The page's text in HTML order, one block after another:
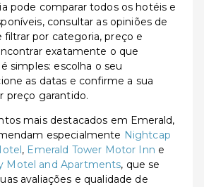
pode comparar todos os hotéis e
consultar as opiniões de
filtrar por categoria, preço e
exatamente o que
simples: escolha o seu
as datas e confirme a sua
preço garantido.
mais destacados em Emerald,
especialmente Nightcap
, Emerald Tower Motor Inn e
Motel and Apartments, que se
avaliações e qualidade de